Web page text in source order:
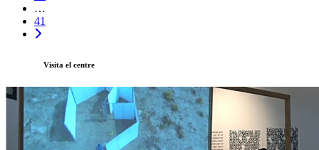
…
41
Visita el centre